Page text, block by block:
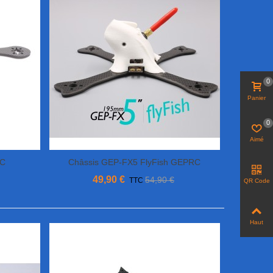
Ajouter Au Panier
Châssis GEP-FX5 FlyFish GEPRC
49,90 € TTC 54,90 €
Panier
0
Aimé
0
QR Code
Haut